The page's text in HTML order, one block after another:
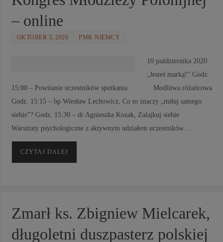
– online
OKTOBER 5, 2020 PMK NIEMCY
10 października 2020
„Jesteś marką!” Godz.
15:00 – Powitanie uczestników spotkania Modlitwa różańcowa
Godz. 15:15 – bp Wiesław Lechowicz, Co to znaczy „miłuj samego
siebie”? Godz. 15:30 – dr Agnieszka Kozak, Zalajkuj siebie
Warsztaty psychologiczne z aktywnym udziałem uczestników…
CZYTAJ DALEJ
Zmarł ks. Zbigniew Mielcarek,
długoletni duszpasterz polskiej